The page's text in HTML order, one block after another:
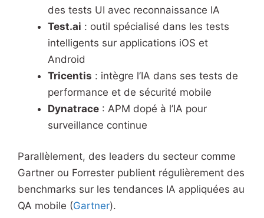
des tests UI avec reconnaissance IA
Test.ai : outil spécialisé dans les tests
intelligents sur applications iOS et
Android
Tricentis : intègre l’IA dans ses tests de
performance et de sécurité mobile
Dynatrace : APM dopé à l’IA pour
surveillance continue
Parallèlement, des leaders du secteur comme
Gartner ou Forrester publient régulièrement des
benchmarks sur les tendances IA appliquées au
QA mobile (Gartner).